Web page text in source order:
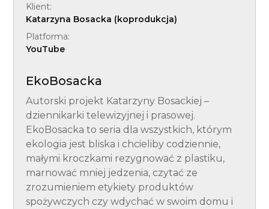
Klient:
Katarzyna Bosacka (koprodukcja)
Platforma:
YouTube
EkoBosacka
Autorski projekt Katarzyny Bosackiej –
dziennikarki telewizyjnej i prasowej.
EkoBosacka to seria dla wszystkich, którym
ekologia jest bliska i chcieliby codziennie,
małymi kroczkami rezygnować z plastiku,
marnować mniej jedzenia, czytać ze
zrozumieniem etykiety produktów
spożywczych czy wdychać w swoim domu i